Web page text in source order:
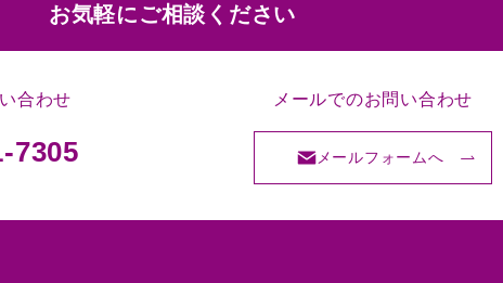
お気軽にご相談ください
合わせ
7305
メールでのお問い合わせ
メールフォームへ